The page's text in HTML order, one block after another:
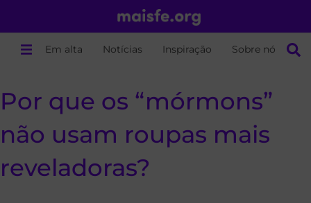
Em alta Notícias Inspiração Sobre nós
Por que os “mórmons”
não usam roupas mais
reveladoras?